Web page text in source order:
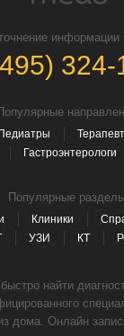
324-
Педиатры
Гастроэнтерологи
Популярные
Клиники
УЗИ КТ
найти
дома. Онлайн